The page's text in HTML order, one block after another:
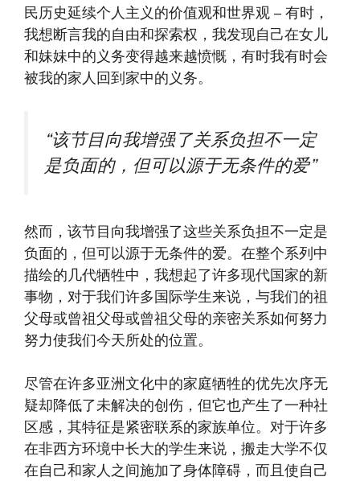
民历史延续个人主义的价值观和世界观 – 有时，
我想断言我的自由和探索权，我发现自己在女儿
和妹妹中的义务变得越来越愤慨，有时我有时会
被我的家人回到家中的义务。
“该节目向我增强了关系负担不一定
是负面的，但可以源于无条件的爱”
然而，该节目向我增强了这些关系负担不一定是
负面的，但可以源于无条件的爱。在整个系列中
描绘的几代牺牲中，我想起了许多现代国家的新
事物，对于我们许多国际学生来说，与我们的祖
父母或曾祖父母或曾祖父母的亲密关系如何努力
努力使我们今天所处的位置。
尽管在许多亚洲文化中的家庭牺牲的优先次序无
疑却降低了未解决的创伤，但它也产生了一种社
区感，其特征是紧密联系的家族单位。对于许多
在非西方环境中长大的学生来说，搬走大学不仅
在自己和家人之间施加了身体障碍，而且使自己